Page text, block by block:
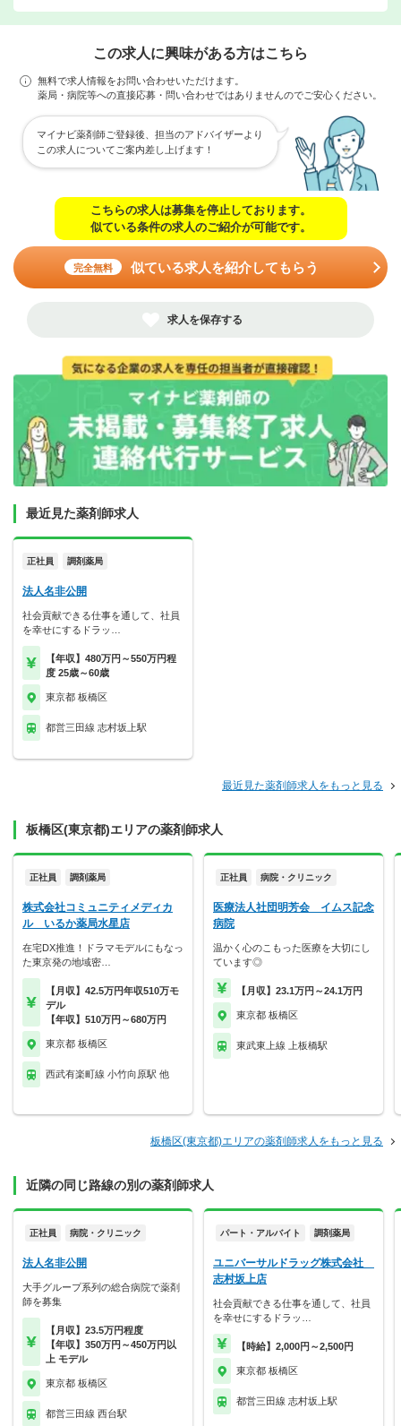
この求人に興味がある方はこちら
無料で求人情報をお問い合わせいただけます。
薬局・病院等への直接応募・問い合わせではありませんのでご安心ください。
マイナビ薬剤師ご登録後、担当のアドバイザーより
この求人についてご案内差し上げます！
こちらの求人は募集を停止しております。
似ている条件の求人のご紹介が可能です。
完全無料 似ている求人を紹介してもらう
求人を保存する
最近見た薬剤師求人
正社員 調剤薬局
法人名非公開
社会貢献できる仕事を通して、社員
を幸せにするドラッ…
【年収】480万円～550万円程
度 25歳～60歳
東京都 板橋区
都営三田線 志村坂上駅
最近見た薬剤師求人をもっと見る
板橋区(東京都)エリアの薬剤師求人
正社員 調剤薬局
株式会社コミュニティメディカ
ル いるか薬局水星店
在宅DX推進！ドラマモデルにもなっ
た東京発の地域密…
【月収】42.5万円年収510万モ
デル
【年収】510万円～680万円
東京都 板橋区
西武有楽町線 小竹向原駅 他
正社員 病院・クリニック
医療法人社団明芳会 イムス記念
病院
温かく心のこもった医療を大切にし
ています◎
【月収】23.1万円～24.1万円
東京都 板橋区
東武東上線 上板橋駅
板橋区(東京都)エリアの薬剤師求人をもっと見る
近隣の同じ路線の別の薬剤師求人
正社員 病院・クリニック
法人名非公開
大手グループ系列の総合病院で薬剤
師を募集
【月収】23.5万円程度
【年収】350万円～450万円以
上 モデル
東京都 板橋区
都営三田線 西台駅
パート・アルバイト 調剤薬局
ユニバーサルドラッグ株式会社
志村坂上店
社会貢献できる仕事を通して、社員
を幸せにするドラッ…
【時給】2,000円～2,500円
東京都 板橋区
都営三田線 志村坂上駅